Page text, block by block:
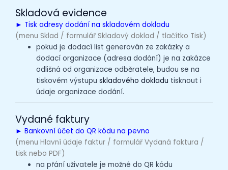
Skladová evidence
► Tisk adresy dodání na skladovém dokladu
(menu Sklad / formulář Skladový doklad / tlačítko Tisk)
pokud je dodací list generován ze zakázky a
dodací organizace (adresa dodání) je na zakázce
odlišná od organizace odběratele, budou se na
tiskovém výstupuskladového dokladu tisknout i
údaje organizace dodání.
Vydané faktury
► Bankovní účet do QR kódu na pevno
(menu Hlavní údaje faktur / formulář Vydaná faktura /
tisk nebo PDF)
na přání uživatele je možné do QR kódu